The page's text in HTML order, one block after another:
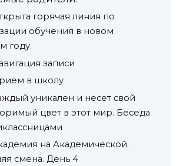
горячая линия по
обучения в новом
году.
записи
в школу
уникален и несет свой
цвет в этот мир. Беседа
на Академической.
смена. День 4